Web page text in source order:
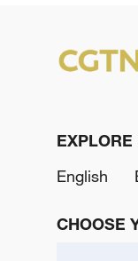
EXPLORE
English
CHOOSE